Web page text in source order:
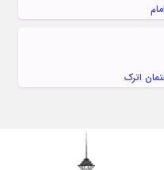
اترک